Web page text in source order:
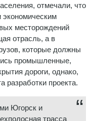
отмечали, что
экономическим
месторождений
отрасль, а в
которые должны
промышленные,
дороги, однако,
разработки проекта.
Югорск и
трасса